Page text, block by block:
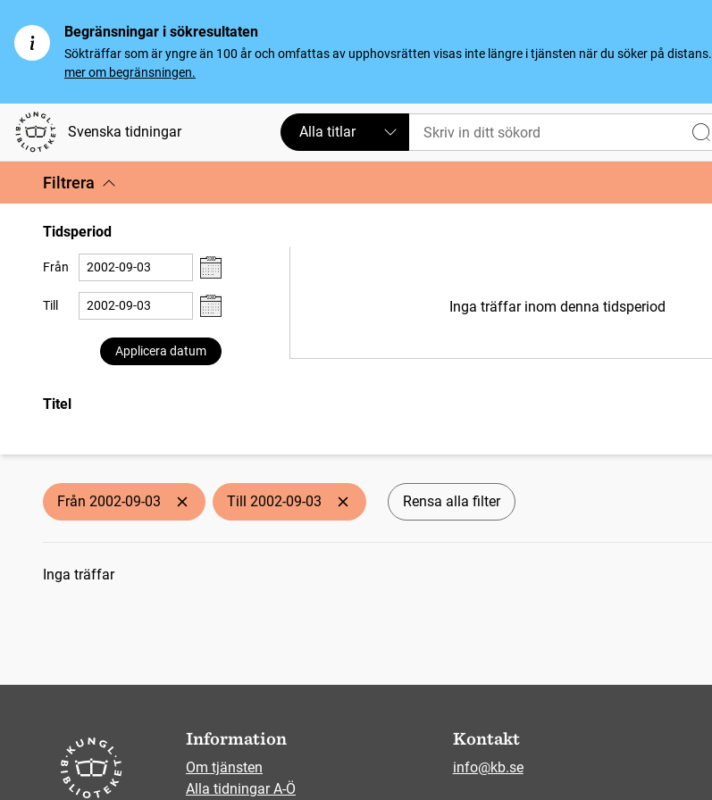
Begränsningar i sökresultaten
Sökträffar som är yngre än 100 år och omfattas av upphovsrätten visas inte längre i tjänsten när du söker på distans.
mer om begränsningen.
Svenska tidningar Alla titlar
Filtrera
Tidsperiod
Från
Till
Applicera datum
Inga träffar inom denna tidsperiod
Titel
Från 2002-09-03 Till 2002-09-03 Rensa alla filter
Sökresultat
Inga träffar
Information
Om tjänsten
Alla tidningar A-Ö
Kontakt
info@kb.se